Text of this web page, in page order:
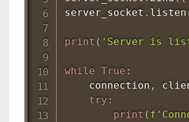
server_socket . listen
print ( 'Server is
while True :
    connection
,
try :
print (